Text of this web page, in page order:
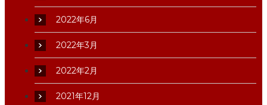
2022年6月
2022年3月
2022年2月
2021年12月